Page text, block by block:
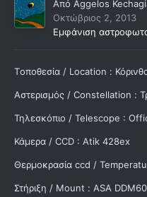
Από Aggelos
Οκτώβριος 2, 2013
Εμφάνιση
Tοποθεσία / Location :
Αστερισμός / Constellation :
Τηλεσκόπιο / Telescope :
Κάμερα / CCD : Atik 428ex
Θερμοκρασία ccd /
Στήριξη / Mount : ΑSA DDM60